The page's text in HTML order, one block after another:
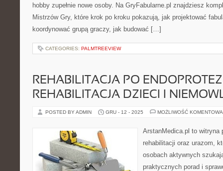
hobby zupełnie nowe osoby. Na GryFabularne.pl znajdziesz
Mistrzów Gry, które krok po kroku pokazują, jak projektować
koordynować grupą graczy, jak budować […]
CATEGORIES: PALMTREEVIEW
REHABILITACJA PO
REHABILITACJA DZIECI I
POSTED BY ADMIN GRU - 12 - 2025 MOŻLIWOŚĆ
ArstanMedica.pl to witryna
rehabilitacji oraz urazom,
osobach aktywnych
praktycznych porad i